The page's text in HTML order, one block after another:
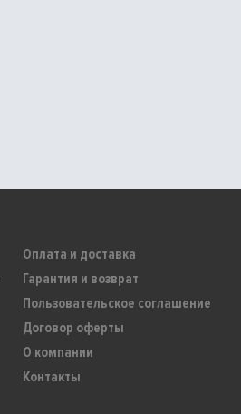
Оплата и доставка
Гарантия и возврат
Пользовательское соглашение
Договор оферты
О компании
Контакты